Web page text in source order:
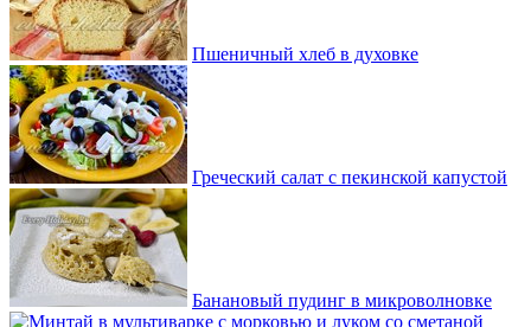
Пшеничный хлеб в духовке
Греческий салат с пекинской капустой
Банановый пудинг в микроволновке